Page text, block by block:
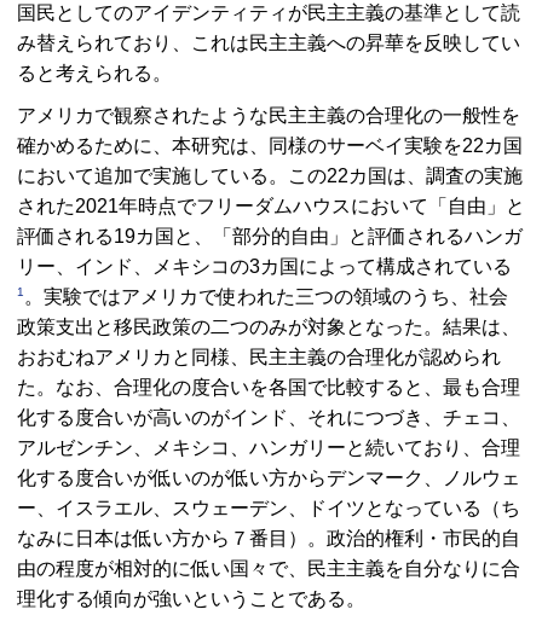
国民としてのアイデンティティが民主主義の基準として読
み替えられており、これは民主主義への昇華を反映してい
ると考えられる。
アメリカで観察されたような民主主義の合理化の一般性を
確かめるために、本研究は、同様のサーベイ実験を22カ国
において追加で実施している。この22カ国は、調査の実施
された2021年時点でフリーダムハウスにおいて「自由」と
評価される19カ国と、「部分的自由」と評価されるハンガ
リー、インド、メキシコの3カ国によって構成されている
1 。実験ではアメリカで使われた三つの領域のうち、社会
政策支出と移民政策の二つのみが対象となった。結果は、
おおむねアメリカと同様、民主主義の合理化が認められ
た。なお、合理化の度合いを各国で比較すると、最も合理
化する度合いが高いのがインド、それにつづき、チェコ、
アルゼンチン、メキシコ、ハンガリーと続いており、合理
化する度合いが低いのが低い方からデンマーク、ノルウェ
ー、イスラエル、スウェーデン、ドイツとなっている（ち
なみに日本は低い方から７番目）。政治的権利・市民的自
由の程度が相対的に低い国々で、民主主義を自分なりに合
理化する傾向が強いということである。